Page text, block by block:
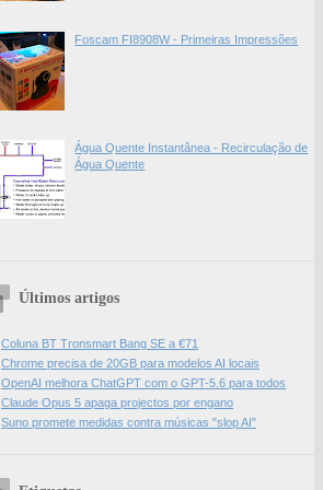
Foscam FI8908W - Primeiras Impressões
Água Quente Instantânea - Recirculação de
Água Quente
Últimos artigos
Coluna BT Tronsmart Bang SE a €71
Chrome precisa de 20GB para modelos AI locais
OpenAI melhora ChatGPT com o GPT-5.6 para todos
Claude Opus 5 apaga projectos por engano
Suno promete medidas contra músicas "slop AI"